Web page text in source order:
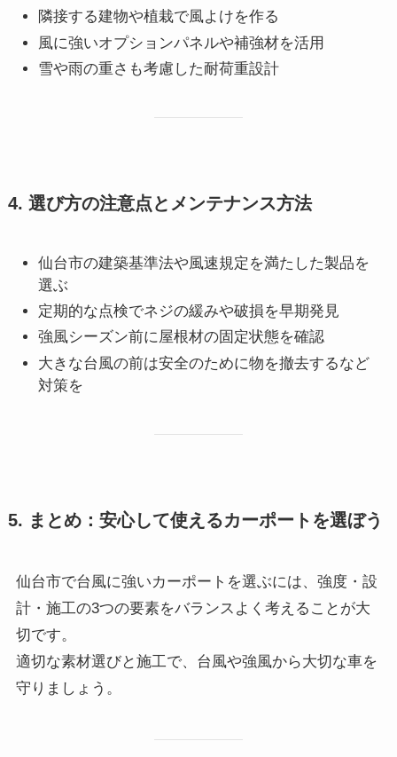
隣接する建物や植栽で風よけを作る
風に強いオプションパネルや補強材を活用
雪や雨の重さも考慮した耐荷重設計
4. 選び方の注意点とメンテナンス方法
仙台市の建築基準法や風速規定を満たした製品を
選ぶ
定期的な点検でネジの緩みや破損を早期発見
強風シーズン前に屋根材の固定状態を確認
大きな台風の前は安全のために物を撤去するなど
対策を
5. まとめ：安心して使えるカーポートを選ぼう
仙台市で台風に強いカーポートを選ぶには、強度・設
計・施工の3つの要素をバランスよく考えることが大
切です。
適切な素材選びと施工で、台風や強風から大切な車を
守りましょう。